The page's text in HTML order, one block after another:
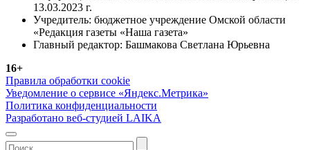
13.03.2023 г.
Учредитель: бюджетное учреждение Омской области
«Редакция газеты «Наша газета»
Главный редактор: Башмакова Светлана Юрьевна
16+
Правила обработки cookie
Уведомление о сервисе «Яндекс.Метрика»
Политика конфиденциальности
Разработано веб-студией LAIKA